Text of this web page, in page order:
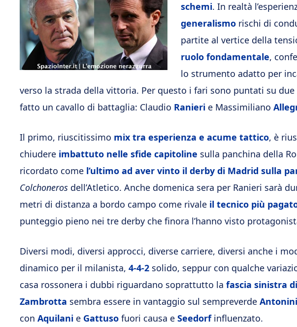
schemi. In realtà
generalismo rischi di
partite al vertice della
ruolo fondamentale,
lo strumento adatto per
verso la strada della vittoria. Per questo i fari sono puntati su
fatto un cavallo di battaglia: Claudio Ranieri e Massimiliano
Il primo, riuscitissimo mix tra esperienza e acume tattico, è
chiudere imbattuto nelle sfide capitoline sulla panchina della
ricordato come l’ultimo ad aver vinto il derby di Madrid sulla
Colchoneros dell’Atletico. Anche domenica sera per Ranieri sarà
metri di distanza a bordo campo come rivale il tecnico più
punteggio pieno nei tre derby che finora l’hanno visto
Diversi modi, diversi approcci, diverse carriere, diversi anche i
dinamico per il milanista, 4-4-2 solido, seppur con qualche
casa rossonera i dubbi riguardano soprattutto la fascia sinistra
Zambrotta sembra essere in vantaggio sul sempreverde Antonini
con Aquilani e Gattuso fuori causa e Seedorfinfluenzato.